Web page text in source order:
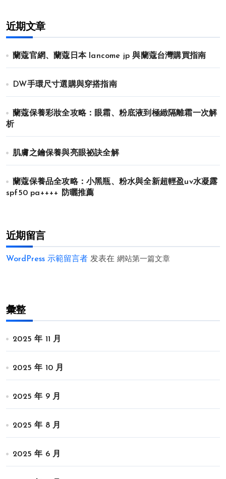
近期文章
蘭蔻官網、蘭蔻日本 lancome jp 與蘭蔻台灣購買指南
DW手環尺寸選購與穿搭指南
蘭蔻保養彩妝全攻略：眼霜、粉底液到極緻隔離霜一次解
析
肌膚之鑰保養與亮眼祕訣全解
蘭蔻保養品全攻略：小黑瓶、粉水與全新超輕盈uv水凝露
spf50 pa++++ 防曬推薦
近期留言
WordPress 示範留言者 发表在 網站第一篇文章
彙整
2025 年 11 月
2025 年 10 月
2025 年 9 月
2025 年 8 月
2025 年 6 月